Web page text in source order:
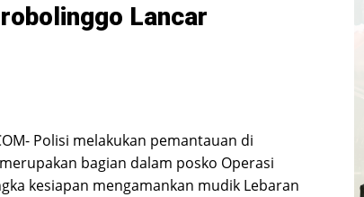
Lancar
Polisi melakukan pemantauan di
bagian dalam posko Operasi
kesiapan mengamankan mudik Lebaran